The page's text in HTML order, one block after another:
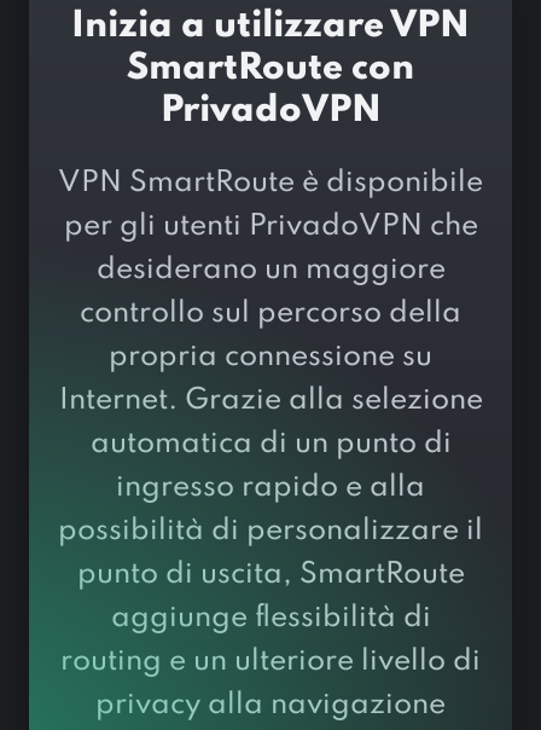
Inizia a utilizzare VPN
SmartRoute con
PrivadoVPN
VPN SmartRoute è disponibile
per gli utenti PrivadoVPN che
desiderano un maggiore
controllo sul percorso della
propria connessione su
Internet. Grazie alla selezione
automatica di un punto di
ingresso rapido e alla
possibilità di personalizzare il
punto di uscita, SmartRoute
aggiunge flessibilità di
routing e un ulteriore livello di
privacy alla navigazione